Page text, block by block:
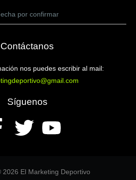
por confirmar
Contáctanos
nos puedes escribir al mail:
Síguenos
2026 El Marketing Deportivo